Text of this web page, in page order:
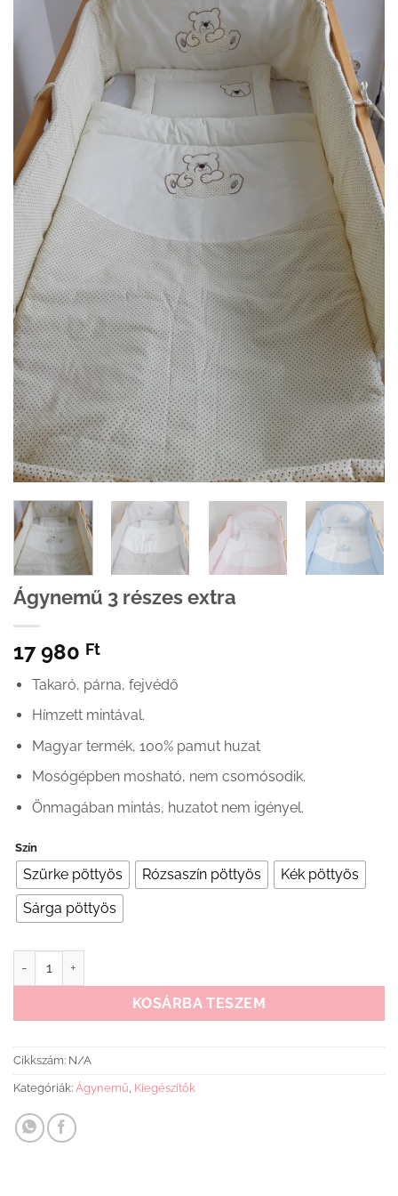
Ágynemű 3 részes extra
17 980 Ft
Takaró, párna, fejvédő
Hímzett mintával.
Magyar termék, 100% pamut huzat
Mosógépben mosható, nem csomósodik.
Önmagában mintás, huzatot nem igényel.
Szín
Szürke pöttyös Rózsaszín pöttyös
Kék pöttyös
Sárga pöttyös
KOSÁRBA TESZEM
Cikkszám: N/A
Kategóriák: Ágynemű Kiegészítők